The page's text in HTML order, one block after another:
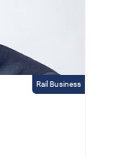
Rail Business